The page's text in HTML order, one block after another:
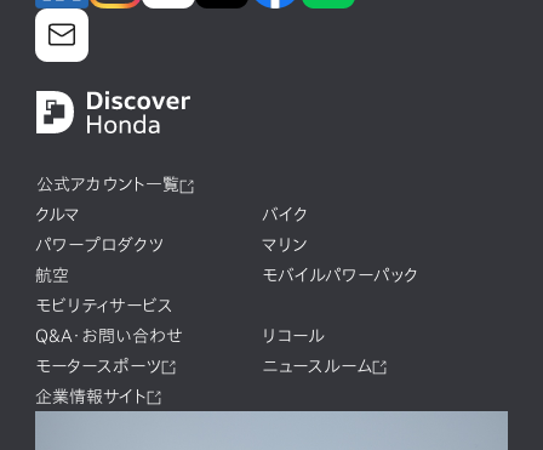
公式アカウント一覧
クルマ
バイク
パワープロダクツ
マリン
航空
モバイルパワーパック
モビリティサービス
Q&A・お問い合わせ
リコール
モータースポーツ
ニュースルーム
企業情報サイト